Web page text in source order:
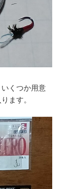
くつか用意
ます。